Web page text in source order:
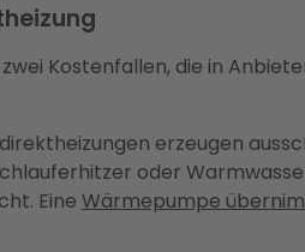
Kostenfallen, die in
erzeugen
oder
Eine Wärmepumpe